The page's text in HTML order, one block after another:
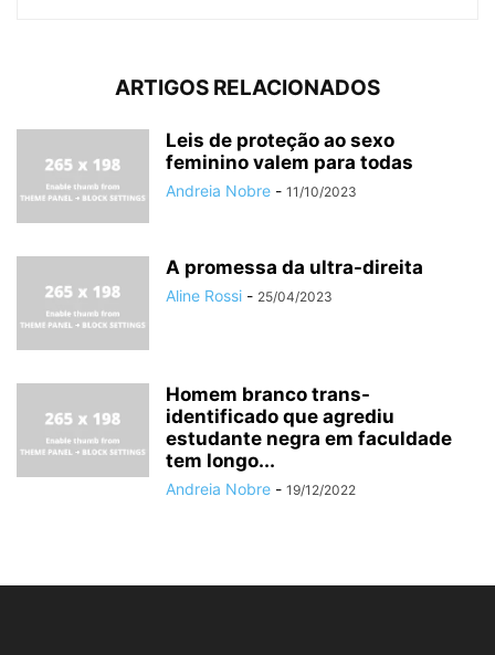
ARTIGOS RELACIONADOS
Leis de proteção ao sexo
feminino valem para todas
Andreia Nobre - 11/10/2023
A promessa da ultra-direita
Aline Rossi - 25/04/2023
Homem branco trans-
identificado que agrediu
estudante negra em faculdade
tem longo...
Andreia Nobre - 19/12/2022